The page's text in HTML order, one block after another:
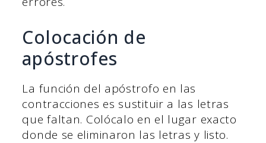
Colocación de
apóstrofes
La función del apóstrofo en las
contracciones es sustituir a las letras
que faltan. Colócalo en el lugar exacto
donde se eliminaron las letras y listo.